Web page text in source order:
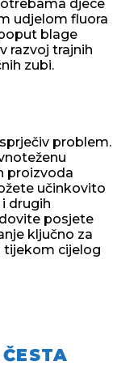
djece
udjelom fluora
blage
razvoj trajnih
zubi.
problem.
proizvoda
učinkovito
drugih
posjete
ključno za
tijekom cijelog